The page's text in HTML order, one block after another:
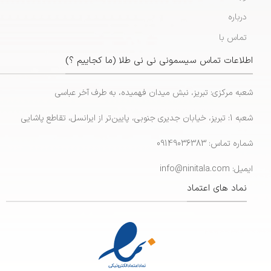
درباره
تماس با
اطلاعات تماس سیسمونی نی نی طلا (ما کجاییم ؟)
شعبه مرکزی: تبریز، نبش میدان فهمیده، به طرف آخر عباسی
شعبه 1: تبریز، خیابان جدیری جنوبی، پایین‌تر از ایرانسل، تقاطع پاشایی
شماره تماس: 09149036383
ایمیل: info@ninitala.com
نماد های اعتماد